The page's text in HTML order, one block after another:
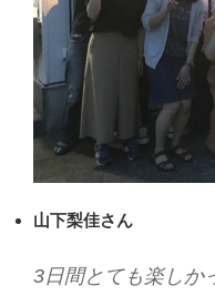
山下梨佳さん
3日間とても楽しか